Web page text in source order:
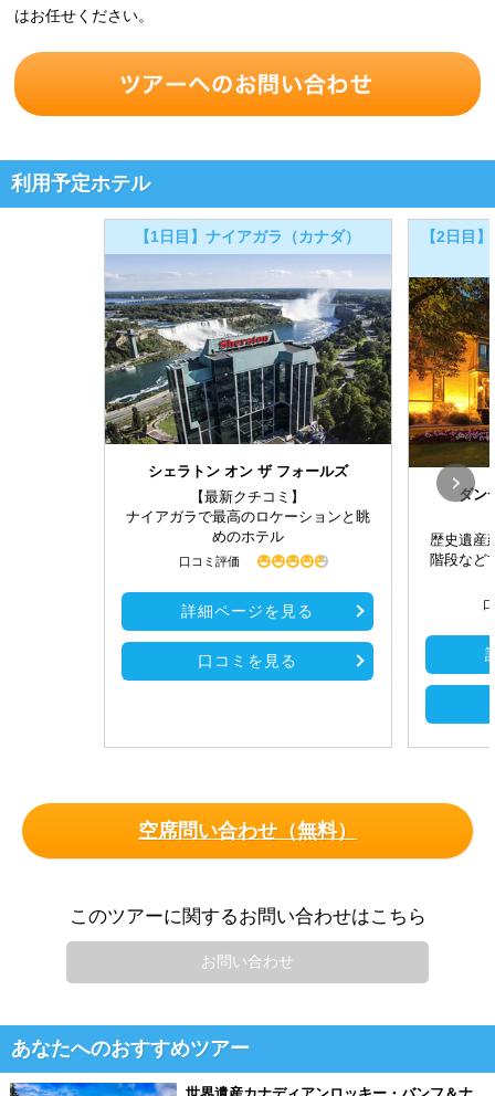
はお任せください。
利用予定ホテル
【1日目】ナイアガラ（カナダ）
シェラトン オン ザ フォールズ
【最新クチコミ】
ナイアガラで最高のロケーションと眺
めのホテル
口コミ評価
詳細ページを見る
口コミを見る
【2日目
ダン
歴史遺産
階段など
空席問い合わせ（無料）
このツアーに関するお問い合わせはこちら
お問い合わせ
あなたへのおすすめツアー